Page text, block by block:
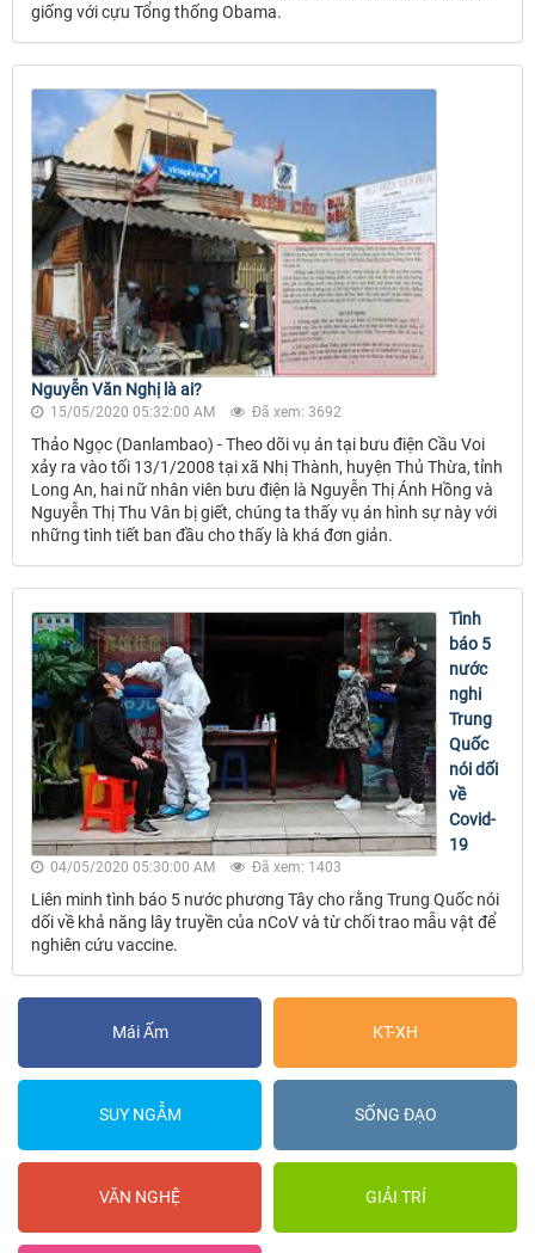
giống với cựu Tổng thống Obama.
Nguyễn Văn Nghị là ai?
15/05/2020 05:32:00 AM Đã xem: 3692
Thảo Ngọc (Danlambao) - Theo dõi vụ án tại bưu điện Cầu Voi
xảy ra vào tối 13/1/2008 tại xã Nhị Thành, huyện Thủ Thừa, tỉnh
Long An, hai nữ nhân viên bưu điện là Nguyễn Thị Ánh Hồng và
Nguyễn Thị Thu Vân bị giết, chúng ta thấy vụ án hình sự này với
những tình tiết ban đầu cho thấy là khá đơn giản.
Tình
báo 5
nước
nghi
Trung
Quốc
nói dối
về
Covid-
19
04/05/2020 05:30:00 AM Đã xem: 1403
Liên minh tình báo 5 nước phương Tây cho rằng Trung Quốc nói
dối về khả năng lây truyền của nCoV và từ chối trao mẫu vật để
nghiên cứu vaccine.
Mái Ấm KT-XH
SUY NGẪM SỐNG ĐẠO
VĂN NGHỆ GIẢI TRÍ